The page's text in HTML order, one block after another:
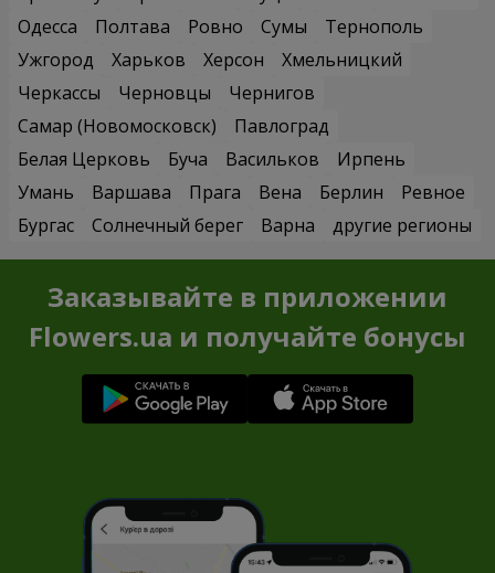
Одесса
Полтава Ровно Сумы
Тернополь
Ужгород
Харьков Херсон
Хмельницкий
Черкассы
Черновцы
Чернигов
Самар (Новомосковск)
Павлоград
Белая Церковь
Буча Васильков
Ирпень
Умань
Варшава Прага Вена Берлин
Ревное
Бургас
Солнечный берег Варна другие регионы
Заказывайте в приложении
Flowers.ua и получайте бонусы